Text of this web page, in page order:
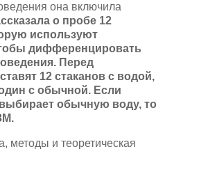
она включила
о пробе 12
используют
дифференцировать
Перед
12 стаканов с водой,
с обычной. Если
обычную воду, то
методы и теоретическая